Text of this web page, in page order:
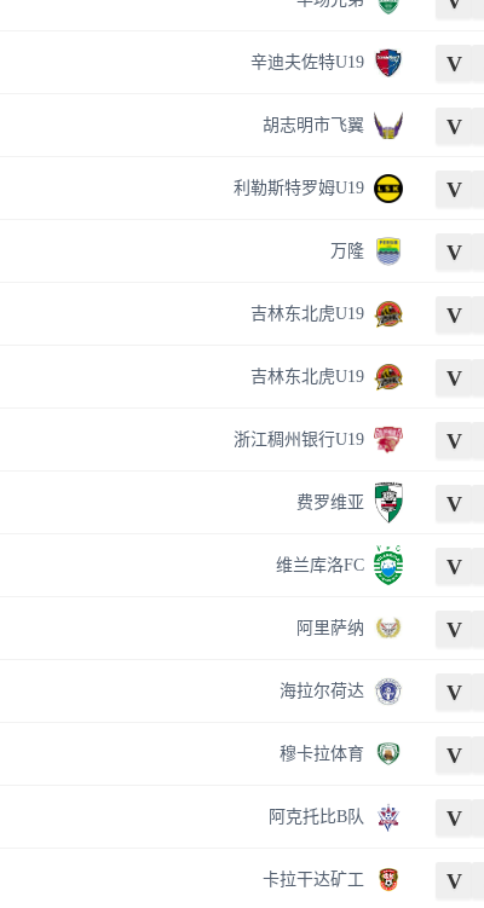
辛迪夫佐特U19 V
胡志明市飞翼 V
利勒斯特罗姆U19 V
万隆 V
吉林东北虎U19 V
吉林东北虎U19 V
浙江稠州银行U19 V
费罗维亚 V
维兰库洛FC V
阿里萨纳 V
海拉尔荷达 V
穆卡拉体育 V
阿克托比B队 V
卡拉干达矿工 V